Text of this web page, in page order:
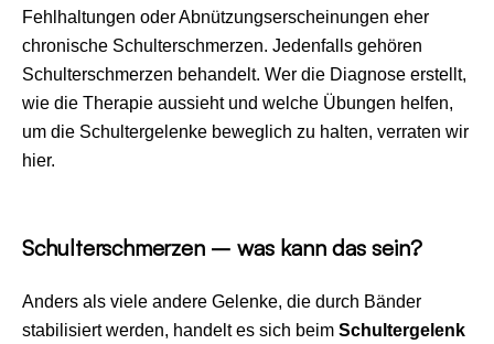
Fehlhaltungen oder Abnützungserscheinungen eher
chronische Schulterschmerzen. Jedenfalls gehören
Schulterschmerzen behandelt. Wer die Diagnose erstellt,
wie die Therapie aussieht und welche Übungen helfen,
um die Schultergelenke beweglich zu halten, verraten wir
hier.
Schulterschmerzen – was kann das sein?
Anders als viele andere Gelenke, die durch Bänder
stabilisiert werden, handelt es sich beim Schultergelenk